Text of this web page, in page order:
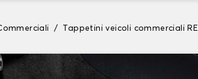
Tappetini veicoli commerciali